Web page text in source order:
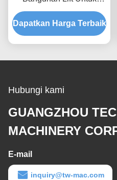
Pengangkutan Bahan
Bangunan
Dapatkan Harga Terbaik
Hubungi kami
GUANGZHOU
MACHINERY
E-mail
inquiry@tw-mac.com